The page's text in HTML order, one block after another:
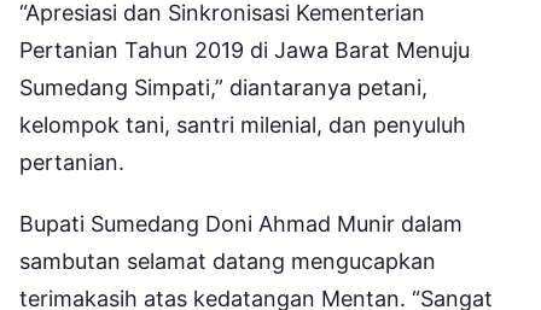
“Apresiasi dan Sinkronisasi Kementerian
Pertanian Tahun 2019 di Jawa Barat Menuju
Sumedang Simpati,” diantaranya petani,
kelompok tani, santri milenial, dan penyuluh
pertanian.
Bupati Sumedang Doni Ahmad Munir dalam
sambutan selamat datang mengucapkan
terimakasih atas kedatangan Mentan. “Sangat